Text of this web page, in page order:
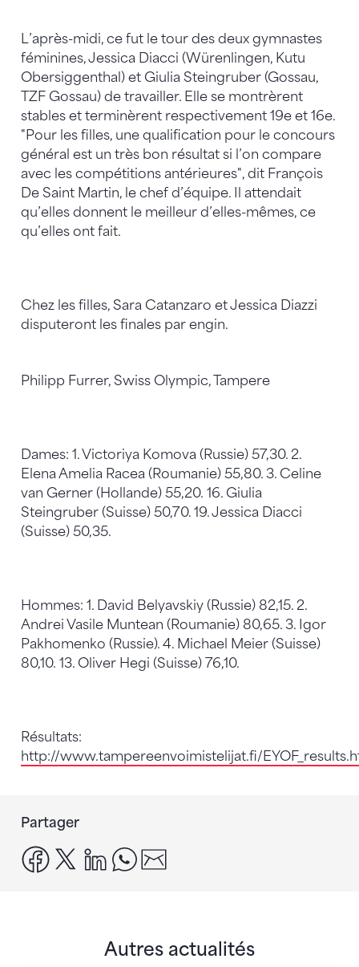
L’après-midi, ce fut le tour des deux gymnastes
féminines, Jessica Diacci (Würenlingen, Kutu
Obersiggenthal) et Giulia Steingruber (Gossau,
TZF Gossau) de travailler. Elle se montrèrent
stables et terminèrent respectivement 19e et 16e.
"Pour les filles, une qualification pour le concours
général est un très bon résultat si l’on compare
avec les compétitions antérieures", dit François
De Saint Martin, le chef d’équipe. Il attendait
qu’elles donnent le meilleur d’elles-mêmes, ce
qu’elles ont fait.
Chez les filles, Sara Catanzaro et Jessica Diazzi
disputeront les finales par engin.
Philipp Furrer, Swiss Olympic, Tampere
Dames: 1. Victoriya Komova (Russie) 57,30. 2.
Elena Amelia Racea (Roumanie) 55,80. 3. Celine
van Gerner (Hollande) 55,20. 16. Giulia
Steingruber (Suisse) 50,70. 19. Jessica Diacci
(Suisse) 50,35.
Hommes: 1. David Belyavskiy (Russie) 82,15. 2.
Andrei Vasile Muntean (Roumanie) 80,65. 3. Igor
Pakhomenko (Russie). 4. Michael Meier (Suisse)
80,10. 13. Oliver Hegi (Suisse) 76,10.
Résultats:
http://www.tampereenvoimistelijat.fi/
Partager
facebook
x linkedinwhatsapp
Autres actualités